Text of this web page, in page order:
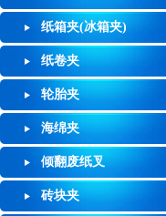
纸箱夹(冰箱夹)
纸卷夹
轮胎夹
海绵夹
倾翻废纸叉
砖块夹